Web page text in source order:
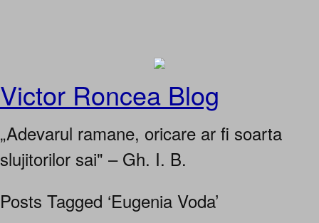
Victor Roncea Blog
„Adevarul ramane, oricare ar fi soarta
slujitorilor sai" – Gh. I. B.
Posts Tagged ‘Eugenia Voda’